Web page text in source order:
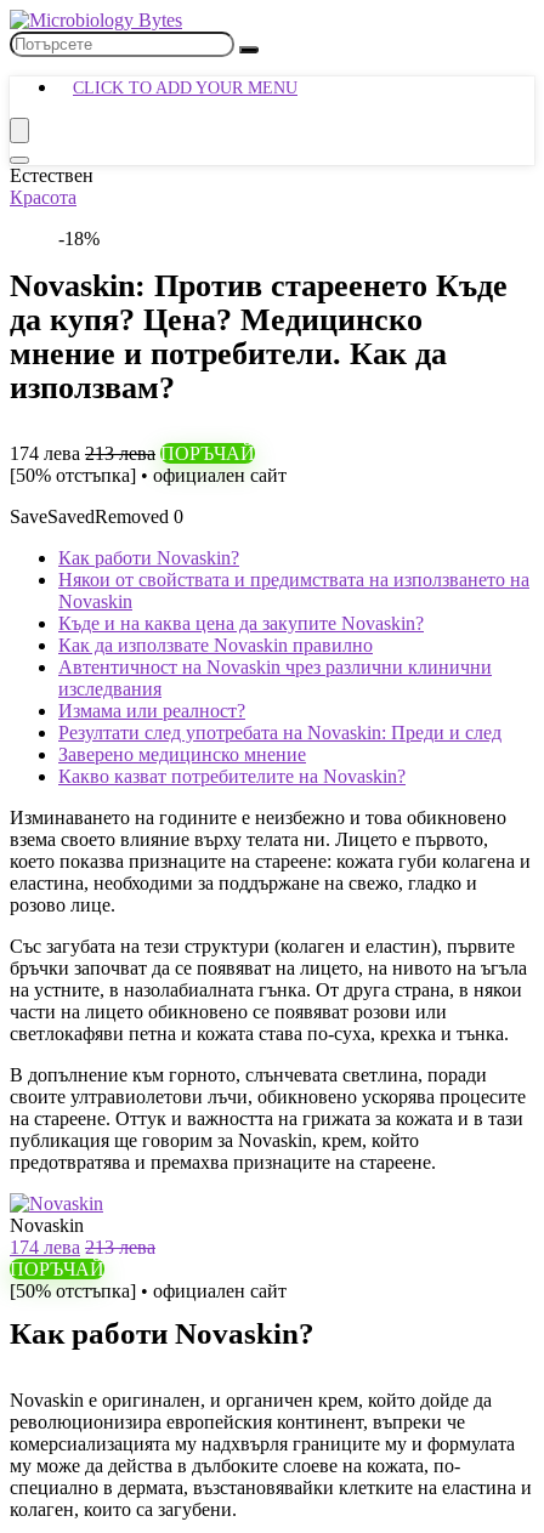
CLICK TO ADD YOUR MENU
Естествен
Красота
-18%
Novaskin: Против стареенето Къде
да купя? Цена? Медицинско
мнение и потребители. Как да
използвам?
174 лева 213 лева ПОРЪЧАЙ
[50% отстъпка] • официален сайт
SaveSavedRemoved 0
Как работи Novaskin?
Някои от свойствата и предимствата на използването на
Novaskin
Къде и на каква цена да закупите Novaskin?
Как да използвате Novaskin правилно
Автентичност на Novaskin чрез различни клинични
изследвания
Измама или реалност?
Резултати след употребата на Novaskin: Преди и след
Заверено медицинско мнение
Какво казват потребителите на Novaskin?
Изминаването на годините е неизбежно и това обикновено
взема своето влияние върху телата ни. Лицето е първото,
което показва признаците на стареене: кожата губи колагена и
еластина, необходими за поддържане на свежо, гладко и
розово лице.
Със загубата на тези структури (колаген и еластин), първите
бръчки започват да се появяват на лицето, на нивото на ъгъла
на устните, в назолабиалната гънка. От друга страна, в някои
части на лицето обикновено се появяват розови или
светлокафяви петна и кожата става по-суха, крехка и тънка.
В допълнение към горното, слънчевата светлина, поради
своите ултравиолетови лъчи, обикновено ускорява процесите
на стареене. Оттук и важността на грижата за кожата и в тази
публикация ще говорим за Novaskin, крем, който
предотвратява и премахва признаците на стареене.
Novaskin
174 лева 213 лева
ПОРЪЧАЙ
[50% отстъпка] • официален сайт
Как работи Novaskin?
Novaskin е оригинален, и органичен крем, който дойде да
революционизира европейския континент, въпреки че
комерсиализацията му надхвърля границите му и формулата
му може да действа в дълбоките слоеве на кожата, по-
специално в дермата, възстановявайки клетките на еластина и
колаген, които са загубени.